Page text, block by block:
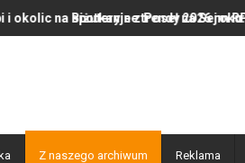
na Sejm RP Katarzyną Królak
2026 roku: Jak polska marka
Z naszego archiwum Reklama